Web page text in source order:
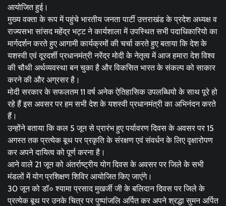
आयोजित हुई।
मुख्य वक्ता के रूप में पहुंचे भारतीय जनता पार्टी उत्तराखंड के प्रदेश अध्यक्ष व
राज्यसभा सांसद महेंद्र भट्ट ने कार्यशाला में उपस्थित सभी पदाधिकारियो का
मार्गदर्शन करते हुए आगामी कार्यक्रमों की चर्चा करते हुए बताया कि देश के
यशस्वी एवं दूरदर्शी प्रधानमंत्री नरेंद्र मोदी के नेतृत्व में आज हमारा देश विश्व
की चौथी अर्थव्यवस्था बन चुका है और विकसित भारत के संकल्प को साकार
करने की और अग्रसर है।
मोदी सरकार के सफलतम 11 वर्ष अनेक ऐतिहासिक उपलब्धियो के साथ पूरे हो
रहे हैं इस अवसर पर हम सभी देश के यशस्वी प्रधानमंत्री का अभिनंदन करते
हैं।
उन्होंने बताया कि कल 5 जून से प्रारंभ हुए पर्यावरण दिवस के अवसर पर 15
अगस्त तक प्रत्येक बूथ पर प्रकृति के संरक्षण एवं संवर्धन के लिए वृक्षारोपण
कर अपने दायित्व को पूर्ण करना है।
आने वाले 21 जून को अंतर्राष्ट्रीय योग दिवस के अवसर पर जिले के सभी
मंडलों में योग प्रशिक्षण शिविर आयोजित किए जाएंगे।
30 जून को डॉ० श्यामा प्रसाद मुखर्जी जी के बलिदान दिवस पर जिले के
प्रत्येक बूथ पर उनके चित्र पर पुष्पांजलि अर्पित कर अपने श्रद्धा सुमन अर्पित